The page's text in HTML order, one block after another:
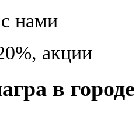
нами
акции
в